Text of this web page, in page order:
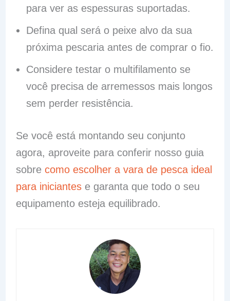
para ver as espessuras suportadas.
Defina qual será o peixe alvo da sua
próxima pescaria antes de comprar o fio.
Considere testar o multifilamento se
você precisa de arremessos mais longos
sem perder resistência.
Se você está montando seu conjunto
agora, aproveite para conferir nosso guia
sobre como escolher a vara de pesca ideal
para iniciantese garanta que todo o seu
equipamento esteja equilibrado.